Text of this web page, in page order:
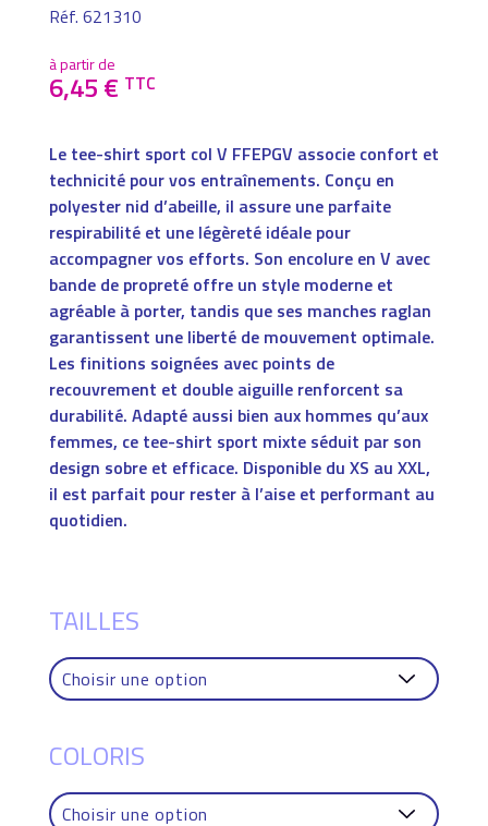
Réf. 621310
à partir de
6,45€ TTC
Le tee-shirt sport col V FFEPGV associe confort et
technicité pour vos entraînements. Conçu en
polyester nid d’abeille, il assure une parfaite
respirabilité et une légèreté idéale pour
accompagner vos efforts. Son encolure en V avec
bande de propreté offre un style moderne et
agréable à porter, tandis que ses manches raglan
garantissent une liberté de mouvement optimale.
Les finitions soignées avec points de
recouvrement et double aiguille renforcent sa
durabilité. Adapté aussi bien aux hommes qu’aux
femmes, ce tee-shirt sport mixte séduit par son
design sobre et efficace. Disponible du XS au XXL,
il est parfait pour rester à l’aise et performant au
quotidien.
TAILLES
COLORIS